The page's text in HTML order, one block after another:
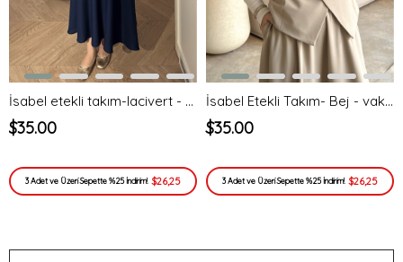
İsabel etekli takım-lacivert - vakronline
$35.00
3 Adet ve Üzeri Sepette %25 İndirim! $26,25
İsabel Etekli Takım- Bej - vakronline
$35.00
3 Adet ve Üzeri Sepette %25 İndirim! $26,25